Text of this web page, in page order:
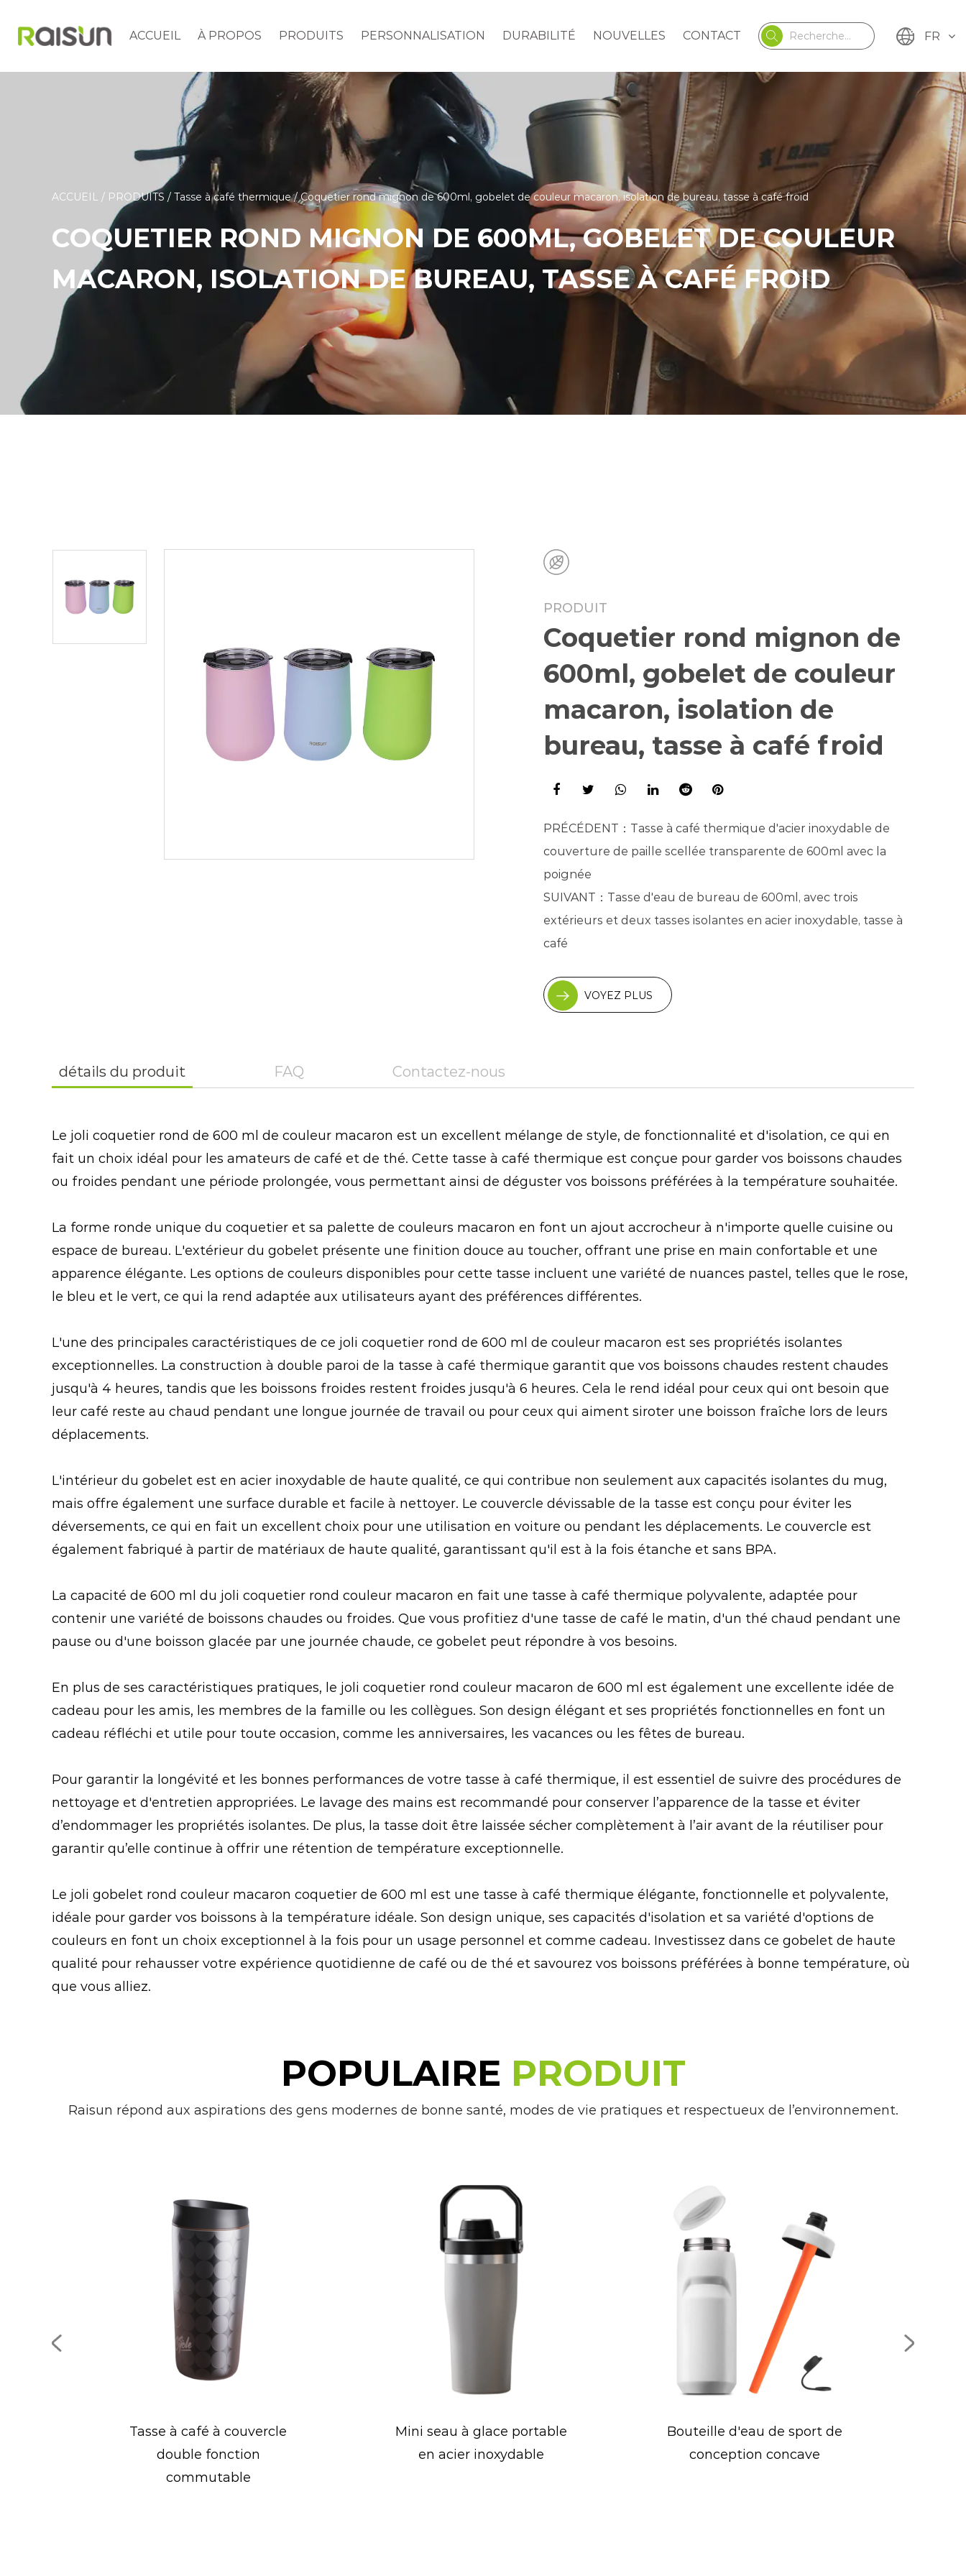
ACCUEIL À PROPOS PRODUITS PERSONNALISATION DURABILITÉ NOUVELLES CONTACT FR
ACCUEIL / PRODUITS / Tasse à café thermique/Coquetier rond mignon de 600ml, gobelet de couleur macaron, isolation de bureau, tasse à café froid
COQUETIER ROND MIGNON DE 600ML, GOBELET DE COULEUR
MACARON, ISOLATION DE BUREAU, TASSE À CAFÉ FROID
PRODUIT
Coquetier rond mignon de
600ml, gobelet de couleur
macaron, isolation de
bureau, tasse à café froid
PRÉCÉDENT： Tasse à café thermique d'acier inoxydable de
couverture de paille scellée transparente de 600ml avec la
poignée
SUIVANT： Tasse d'eau de bureau de 600ml, avec trois
extérieurs et deux tasses isolantes en acier inoxydable, tasse à
café
VOYEZ PLUS
détails du produit FAQ Contactez-nous
Le joli coquetier rond de 600 ml de couleur macaron est un excellent mélange de style, de fonctionnalité et d'isolation, ce qui en
fait un choix idéal pour les amateurs de café et de thé. Cette tasse à café thermique est conçue pour garder vos boissons chaudes
ou froides pendant une période prolongée, vous permettant ainsi de déguster vos boissons préférées à la température souhaitée.
La forme ronde unique du coquetier et sa palette de couleurs macaron en font un ajout accrocheur à n'importe quelle cuisine ou
espace de bureau. L'extérieur du gobelet présente une finition douce au toucher, offrant une prise en main confortable et une
apparence élégante. Les options de couleurs disponibles pour cette tasse incluent une variété de nuances pastel, telles que le rose,
le bleu et le vert, ce qui la rend adaptée aux utilisateurs ayant des préférences différentes.
L'une des principales caractéristiques de ce joli coquetier rond de 600 ml de couleur macaron est ses propriétés isolantes
exceptionnelles. La construction à double paroi de la tasse à café thermique garantit que vos boissons chaudes restent chaudes
jusqu'à 4 heures, tandis que les boissons froides restent froides jusqu'à 6 heures. Cela le rend idéal pour ceux qui ont besoin que
leur café reste au chaud pendant une longue journée de travail ou pour ceux qui aiment siroter une boisson fraîche lors de leurs
déplacements.
L'intérieur du gobelet est en acier inoxydable de haute qualité, ce qui contribue non seulement aux capacités isolantes du mug,
mais offre également une surface durable et facile à nettoyer. Le couvercle dévissable de la tasse est conçu pour éviter les
déversements, ce qui en fait un excellent choix pour une utilisation en voiture ou pendant les déplacements. Le couvercle est
également fabriqué à partir de matériaux de haute qualité, garantissant qu'il est à la fois étanche et sans BPA.
La capacité de 600 ml du joli coquetier rond couleur macaron en fait une tasse à café thermique polyvalente, adaptée pour
contenir une variété de boissons chaudes ou froides. Que vous profitiez d'une tasse de café le matin, d'un thé chaud pendant une
pause ou d'une boisson glacée par une journée chaude, ce gobelet peut répondre à vos besoins.
En plus de ses caractéristiques pratiques, le joli coquetier rond couleur macaron de 600 ml est également une excellente idée de
cadeau pour les amis, les membres de la famille ou les collègues. Son design élégant et ses propriétés fonctionnelles en font un
cadeau réfléchi et utile pour toute occasion, comme les anniversaires, les vacances ou les fêtes de bureau.
Pour garantir la longévité et les bonnes performances de votre tasse à café thermique, il est essentiel de suivre des procédures de
nettoyage et d'entretien appropriées. Le lavage des mains est recommandé pour conserver l’apparence de la tasse et éviter
d’endommager les propriétés isolantes. De plus, la tasse doit être laissée sécher complètement à l’air avant de la réutiliser pour
garantir qu’elle continue à offrir une rétention de température exceptionnelle.
Le joli gobelet rond couleur macaron coquetier de 600 ml est une tasse à café thermique élégante, fonctionnelle et polyvalente,
idéale pour garder vos boissons à la température idéale. Son design unique, ses capacités d'isolation et sa variété d'options de
couleurs en font un choix exceptionnel à la fois pour un usage personnel et comme cadeau. Investissez dans ce gobelet de haute
qualité pour rehausser votre expérience quotidienne de café ou de thé et savourez vos boissons préférées à bonne température, où
que vous alliez.
POPULAIRE PRODUIT
Raisun répond aux aspirations des gens modernes de bonne santé, modes de vie pratiques et respectueux de l’environnement.
Mini seau à glace portable
en acier inoxydable
Bouteille d'eau de sport de
conception concave
Bouteille de sport à
couvercle rabattable à large